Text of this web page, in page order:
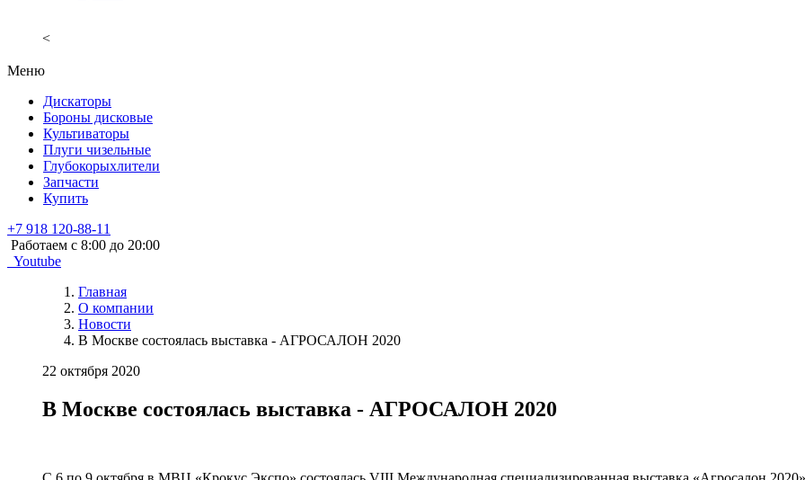
<
Меню
Дискаторы
Бороны дисковые
Культиваторы
Плуги чизельные
Глубокорыхлители
Запчасти
Купить
+7 918 120-88-11
Работаем c 8:00 до 20:00
Youtube
Главная
О компании
Новости
В Москве состоялась выставка - АГРОСАЛОН 2020
22 октября 2020
В Москве состоялась выставка - АГРОСАЛОН 2020